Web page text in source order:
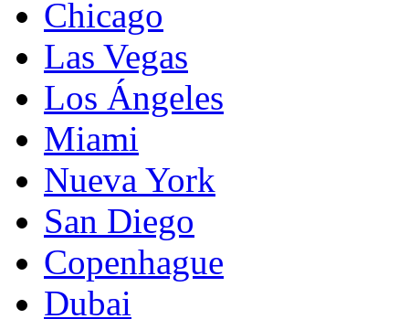
Chicago
Las Vegas
Los Ángeles
Miami
Nueva York
San Diego
Copenhague
Dubai